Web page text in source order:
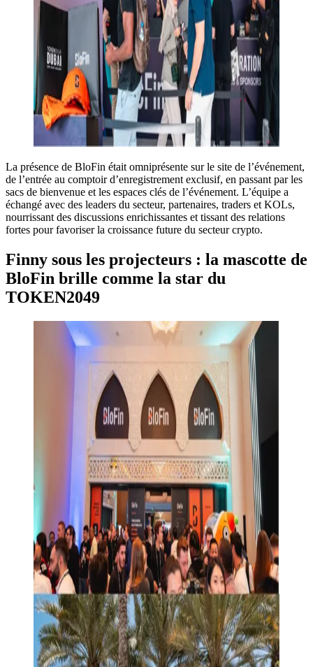
La présence de BloFin était omniprésente sur le site de l’événement,
de l’entrée au comptoir d’enregistrement exclusif, en passant par les
sacs de bienvenue et les espaces clés de l’événement. L’équipe a
échangé avec des leaders du secteur, partenaires, traders et KOLs,
nourrissant des discussions enrichissantes et tissant des relations
fortes pour favoriser la croissance future du secteur crypto.
Finny sous les projecteurs : la mascotte de
BloFin brille comme la star du
TOKEN2049